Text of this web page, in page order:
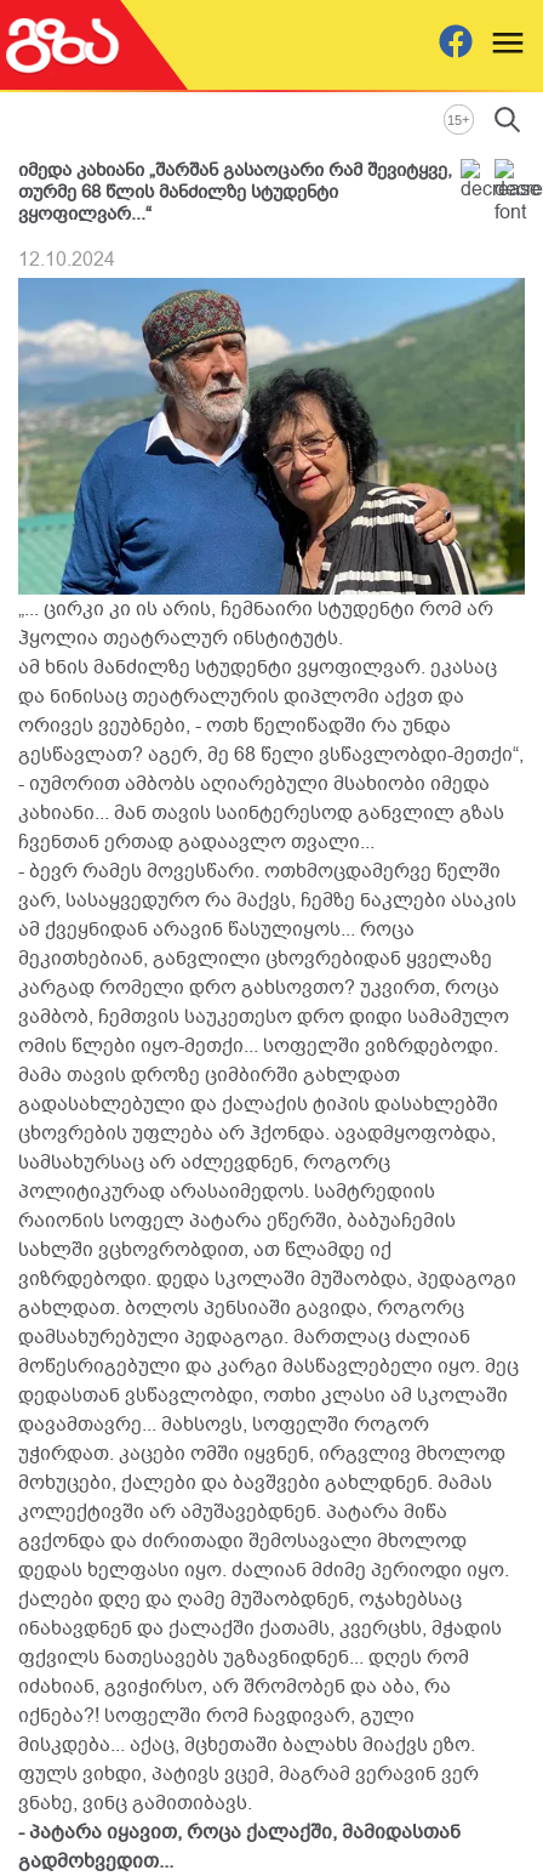
15+
იმედა კახიანი „შარშან გასაოცარი რამ შევიტყვე,
თურმე 68 წლის მანძილზე სტუდენტი
ვყოფილვარ...“
12.10.2024
„... ცირკი კი ის არის, ჩემნაირი სტუდენტი რომ არ
ჰყოლია თეატრალურ ინსტიტუტს.
ამ ხნის მანძილზე სტუდენტი ვყოფილვარ. ეკასაც
და ნინისაც თეატრალურის დიპლომი აქვთ და
ორივეს ვეუბნები, - ოთხ წელიწადში რა უნდა
გესწავლათ? აგერ, მე 68 წელი ვსწავლობდი-მეთქი“,
- იუმორით ამბობს აღიარებული მსახიობი იმედა
კახიანი... მან თავის საინტერესოდ განვლილ გზას
ჩვენთან ერთად გადაავლო თვალი...
- ბევრ რამეს მოვესწარი. ოთხმოცდამერვე წელში
ვარ, სასაყვედურო რა მაქვს, ჩემზე ნაკლები ასაკის
ამ ქვეყნიდან არავინ წასულიყოს... როცა
მეკითხებიან, განვლილი ცხოვრებიდან ყველაზე
კარგად რომელი დრო გახსოვთო? უკვირთ, როცა
ვამბობ, ჩემთვის საუკეთესო დრო დიდი სამამულო
ომის წლები იყო-მეთქი... სოფელში ვიზრდებოდი.
მამა თავის დროზე ციმბირში გახლდათ
გადასახლებული და ქალაქის ტიპის დასახლებში
ცხოვრების უფლება არ ჰქონდა. ავადმყოფობდა,
სამსახურსაც არ აძლევდნენ, როგორც
პოლიტიკურად არასაიმედოს. სამტრედიის
რაიონის სოფელ პატარა ეწერში, ბაბუაჩემის
სახლში ვცხოვრობდით, ათ წლამდე იქ
ვიზრდებოდი. დედა სკოლაში მუშაობდა, პედაგოგი
გახლდათ. ბოლოს პენსიაში გავიდა, როგორც
დამსახურებული პედაგოგი. მართლაც ძალიან
მოწესრიგებული და კარგი მასწავლებელი იყო. მეც
დედასთან ვსწავლობდი, ოთხი კლასი ამ სკოლაში
დავამთავრე... მახსოვს, სოფელში როგორ
უჭირდათ. კაცები ომში იყვნენ, ირგვლივ მხოლოდ
მოხუცები, ქალები და ბავშვები გახლდნენ. მამას
კოლექტივში არ ამუშავებდნენ. პატარა მიწა
გვქონდა და ძირითადი შემოსავალი მხოლოდ
დედას ხელფასი იყო. ძალიან მძიმე პერიოდი იყო.
ქალები დღე და ღამე მუშაობდნენ, ოჯახებსაც
ინახავდნენ და ქალაქში ქათამს, კვერცხს, მჭადის
ფქვილს ნათესავებს უგზავნიდნენ... დღეს რომ
იძახიან, გვიჭირსო, არ შრომობენ და აბა, რა
იქნება?! სოფელში რომ ჩავდივარ, გული
მისკდება... აქაც, მცხეთაში ბალახს მიაქვს ეზო.
ფულს ვიხდი, პატივს ვცემ, მაგრამ ვერავინ ვერ
ვნახე, ვინც გამითიბავს.
- პატარა იყავით, როცა ქალაქში, მამიდასთან
გადმოხვედით...